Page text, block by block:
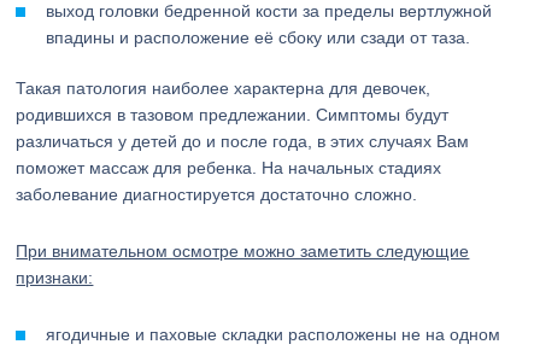
выход головки бедренной кости за пределы вертлужной
впадины и расположение её сбоку или сзади от таза.
Такая патология наиболее характерна для девочек,
родившихся в тазовом предлежании. Симптомы будут
различаться у детей до и после года, в этих случаях Вам
поможет массаж для ребенка. На начальных стадиях
заболевание диагностируется достаточно сложно.
При внимательном осмотре можно заметить следующие
признаки:
ягодичные и паховые складки расположены не на одном